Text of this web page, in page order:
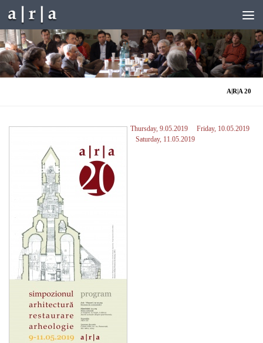
Skip to content
A|R|A 20
Thursday, 9.05.2019
Friday, 10.05.2019
Saturday, 11.05.2019